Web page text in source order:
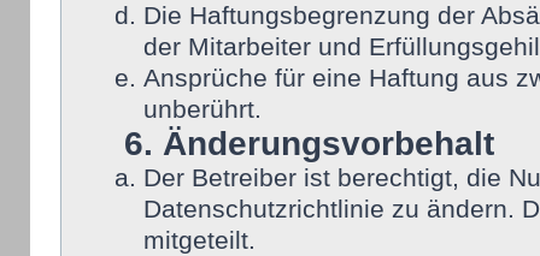
Die Haftungsbegrenzung der
der Mitarbeiter und
Ansprüche für eine Haftung aus
unberührt.
6. Änderungsvorbehalt
Der Betreiber ist berechtigt, die
Datenschutzrichtlinie zu ändern.
mitgeteilt.